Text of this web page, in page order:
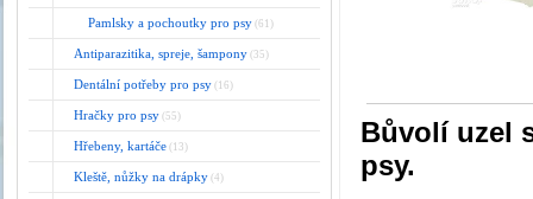
Pamlsky a pochoutky pro psy (61)
Antiparazitika, spreje, šampony (35)
Dentální potřeby pro psy (16)
Hračky pro psy (55)
Hřebeny, kartáče (13)
Kleště, nůžky na drápky (4)
Bůvolí uzel
psy.